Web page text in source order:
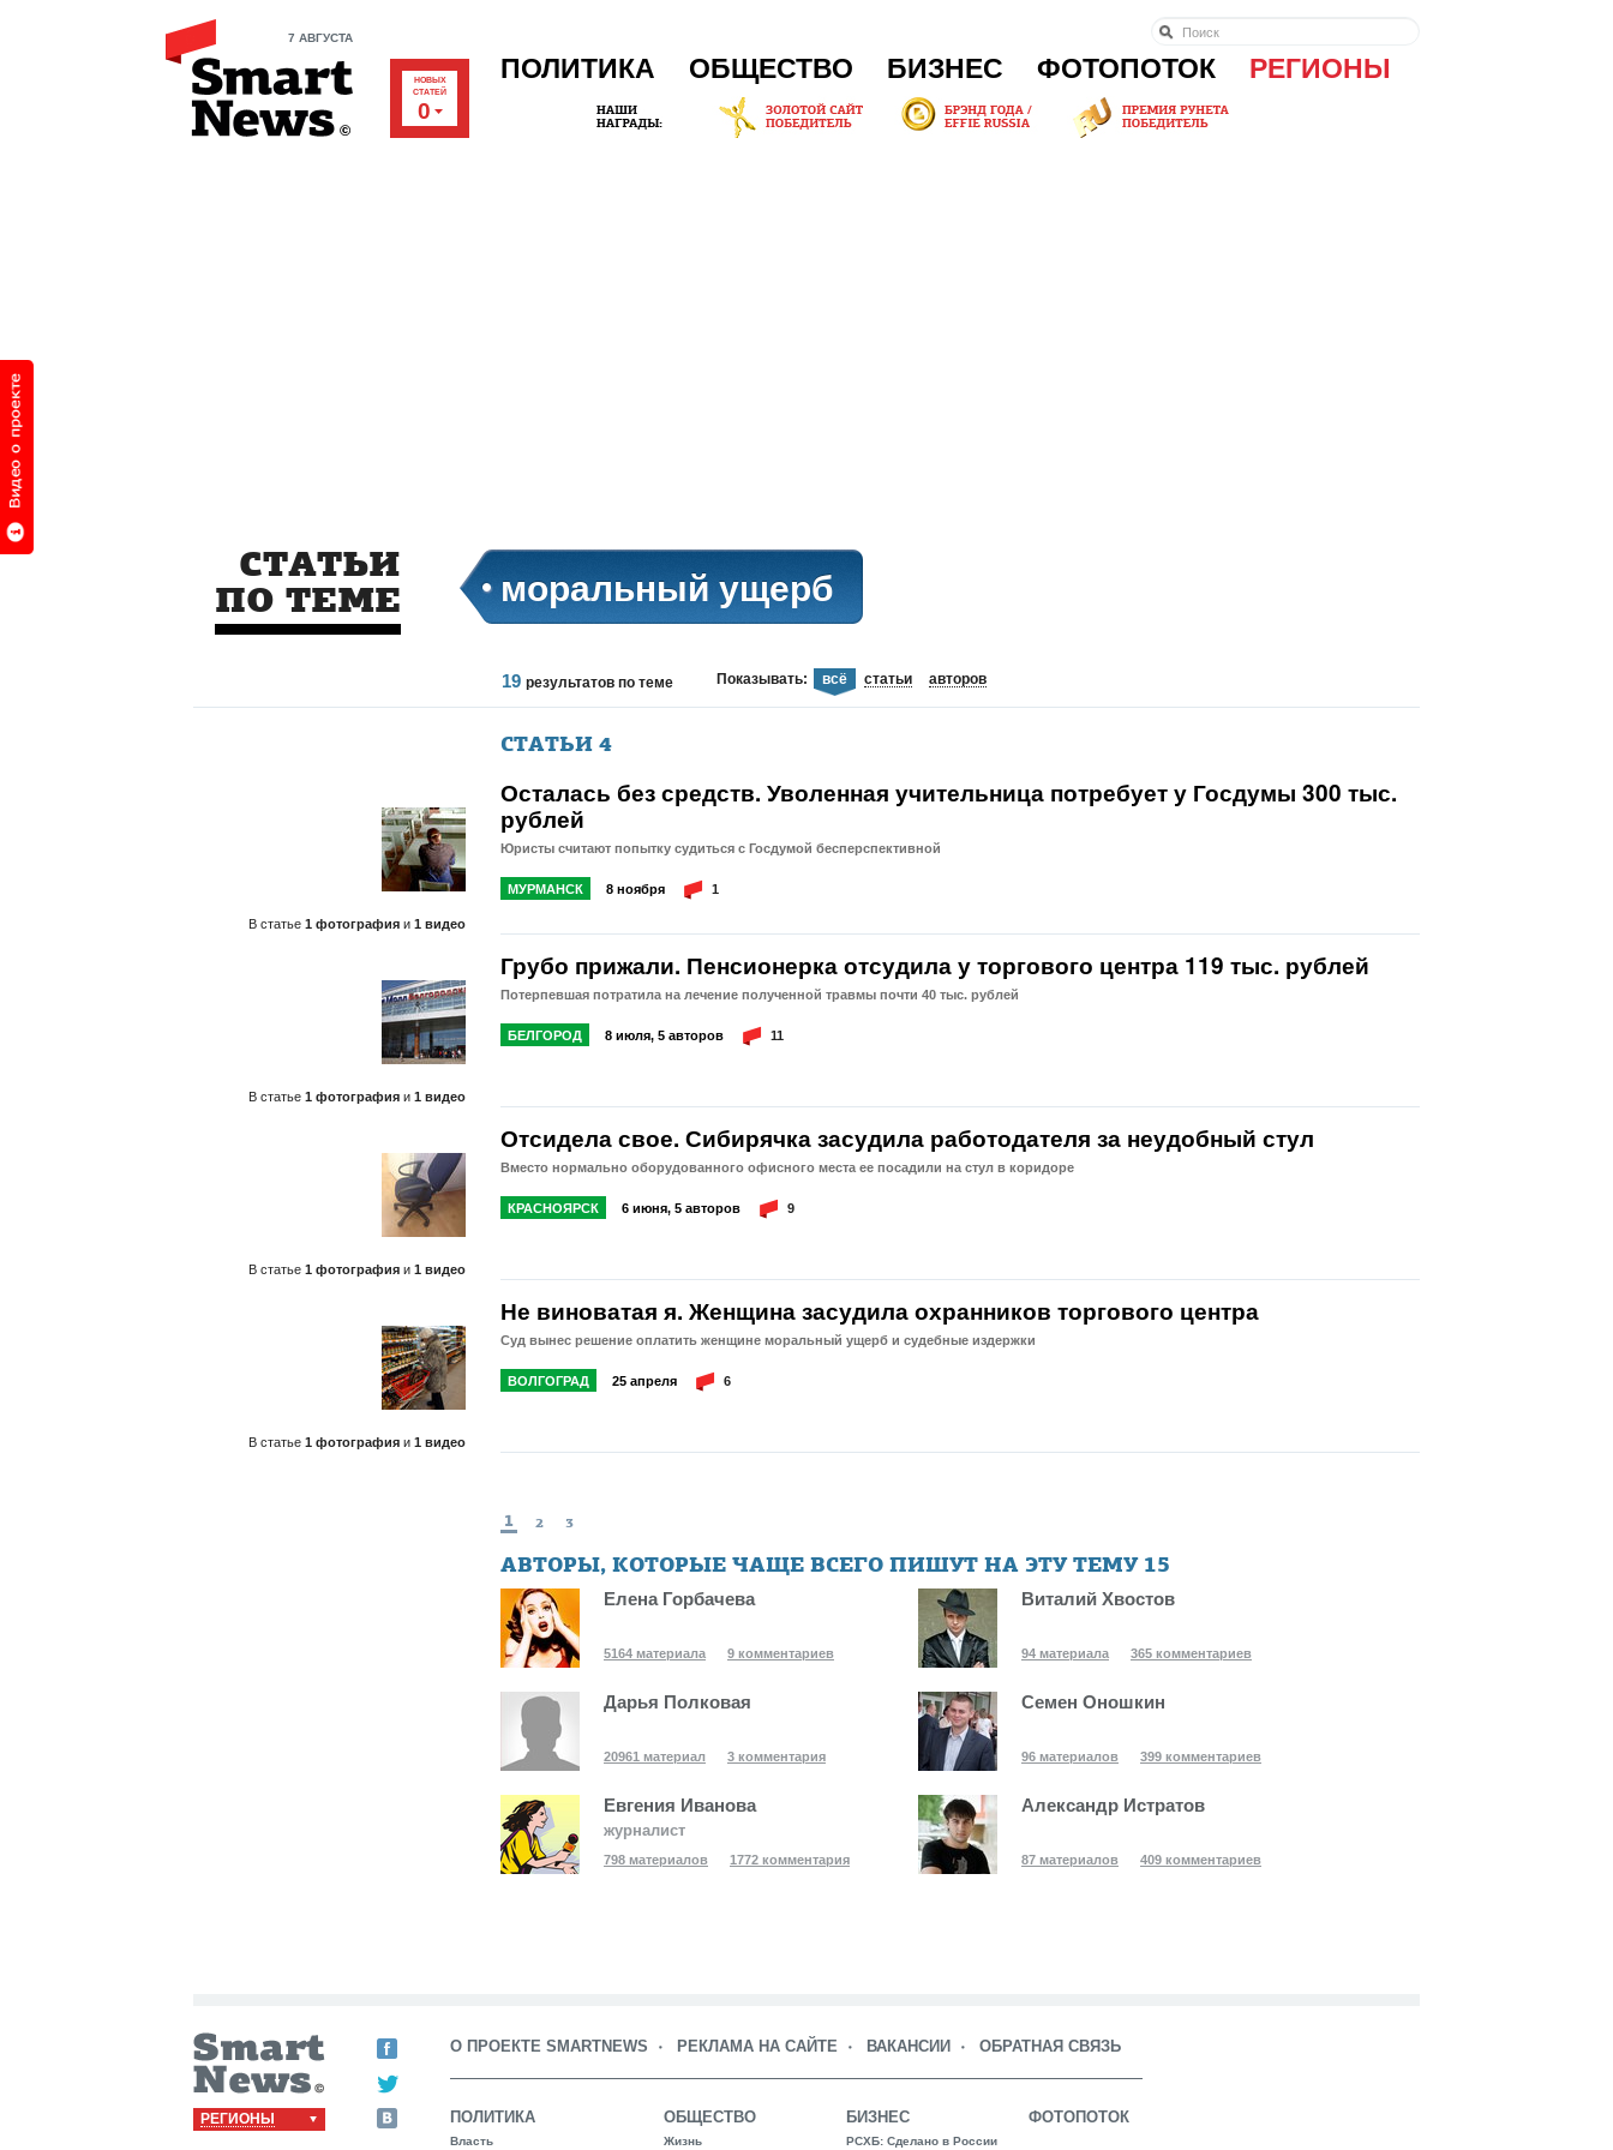
7 АВГУСТА
НОВЫХ
СТАТЕЙ
0
ПОЛИТИКА ОБЩЕСТВО БИЗНЕС ФОТОПОТОК РЕГИОНЫ
СТАТЬИ
ПО ТЕМЕ
моральный ущерб
19 результатов по теме Показывать: всё статьи авторов
СТАТЬИ 4
В статье 1 фотография и 1 видео
Осталась без средств. Уволенная учительница потребует у Госдумы 300 тыс.
рублей
Юристы считают попытку судиться с Госдумой бесперспективной
МУРМАНСК 8 ноября 1
В статье 1 фотография и 1 видео
Грубо прижали. Пенсионерка отсудила у торгового центра 119 тыс. рублей
Потерпевшая потратила на лечение полученной травмы почти 40 тыс. рублей
БЕЛГОРОД 8 июля, 5 авторов 11
В статье 1 фотография и 1 видео
Отсидела свое. Сибирячка засудила работодателя за неудобный стул
Вместо нормально оборудованного офисного места ее посадили на стул в коридоре
КРАСНОЯРСК 6 июня, 5 авторов 9
В статье 1 фотография и 1 видео
Не виноватая я. Женщина засудила охранников торгового центра
Суд вынес решение оплатить женщине моральный ущерб и судебные издержки
ВОЛГОГРАД 25 апреля 6
1 2 3
АВТОРЫ, КОТОРЫЕ ЧАЩЕ ВСЕГО ПИШУТ НА ЭТУ ТЕМУ 15
Елена Горбачева
5164 материала 9 комментариев
Дарья Полковая
20961 материал 3 комментария
Евгения Иванова
журналист
798 материалов 1772 комментария
Виталий Хвостов
94 материала 365 комментариев
Семен Оношкин
96 материалов 399 комментариев
Александр Истратов
87 материалов 409 комментариев
РЕГИОНЫ
О ПРОЕКТЕ SMARTNEWS РЕКЛАМА НА САЙТЕ ВАКАНСИИ ОБРАТНАЯ СВЯЗЬ
ПОЛИТИКА
Власть
ОБЩЕСТВО
Жизнь
БИЗНЕС
РСХБ: Сделано в России
ФОТОПОТОК